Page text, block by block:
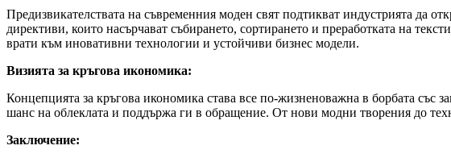
Предизвикателствата на съвременния моден свят подтикват индустрията да
директиви, които насърчават събирането, сортирането и преработката на
врати към иновативни технологии и устойчиви бизнес модели.
Визията за кръгова икономика:
Концепцията за кръгова икономика става все по-жизненоважна в борбата със
шанс на облеклата и поддържа ги в обращение. От нови модни творения до
Заключение: